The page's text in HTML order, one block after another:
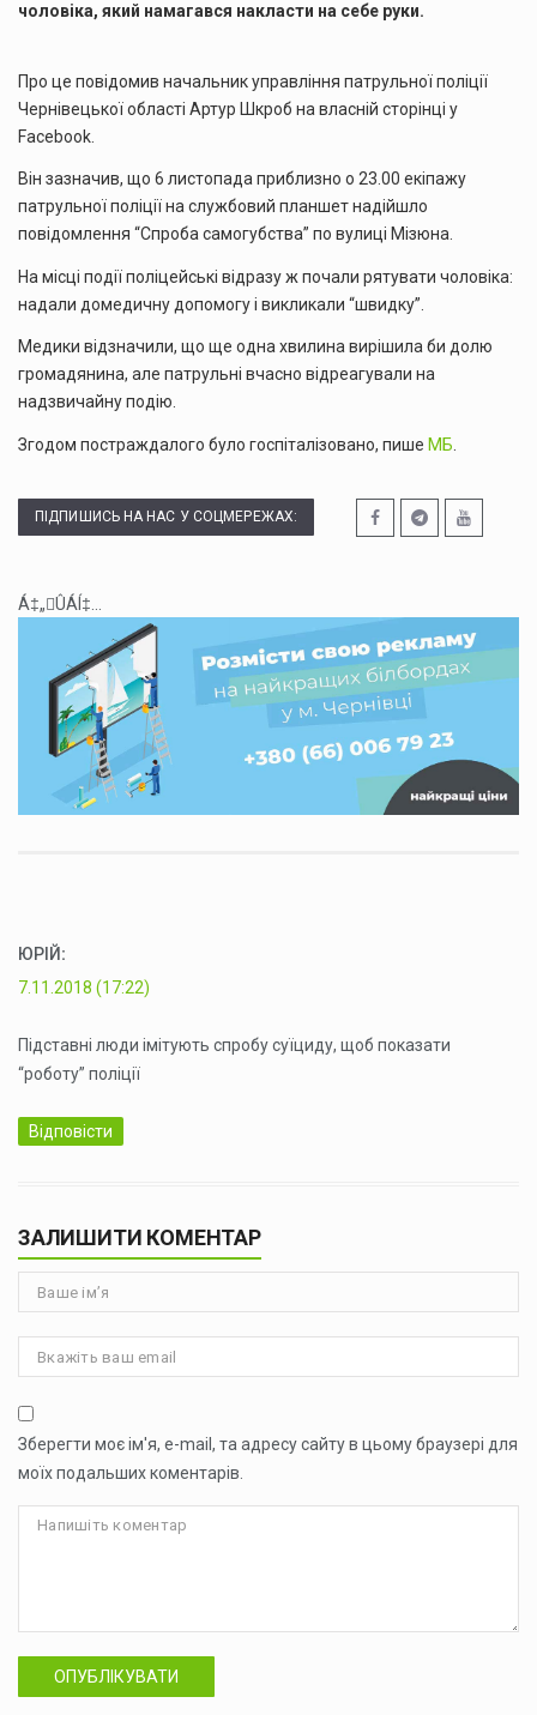
чоловіка, який намагався накласти на себе руки.
Про це повідомив начальник управління патрульної поліції
Чернівецької області Артур Шкроб на власній сторінці у
Facebook.
Він зазначив, що 6 листопада приблизно о 23.00 екіпажу
патрульної поліції на службовий планшет надійшло
повідомлення “Спроба самогубства” по вулиці Мізюна.
На місці події поліцейські відразу ж почали рятувати чоловіка:
надали домедичну допомогу і викликали “швидку”.
Медики відзначили, що ще одна хвилина вирішила би долю
громадянина, але патрульні вчасно відреагували на
надзвичайну подію.
Згодом постраждалого було госпіталізовано, пише МБ
ПІДПИШИСЬ НА НАС У СОЦМЕРЕЖАХ:
Á‡„ÛÁÍ‡...
ЮРІЙ :
7.11.2018 (17:22)
Підставні люди імітують спробу суїциду, щоб показати
“роботу” поліції
Відповісти
ЗАЛИШИТИ КОМЕНТАР
Зберегти моє ім'я, e-mail, та адресу сайту в цьому браузері для
моїх подальших коментарів.
ОПУБЛІКУВАТИ